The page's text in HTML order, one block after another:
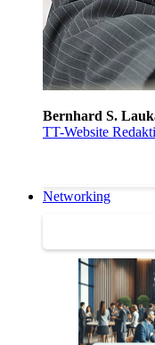
Bernhard S.
TT-Website
Networking